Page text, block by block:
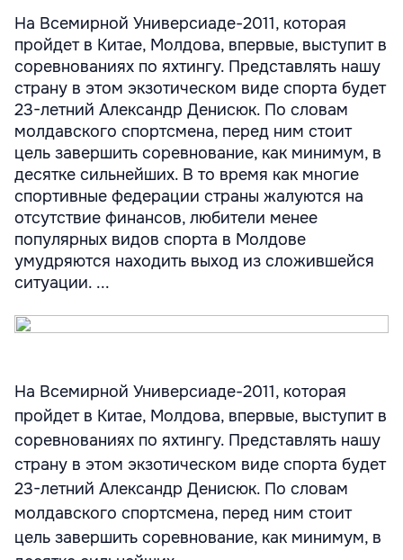
На Всемирной Универсиаде-2011, которая
пройдет в Китае, Молдова, впервые, выступит в
соревнованиях по яхтингу. Представлять нашу
страну в этом экзотическом виде спорта будет
23-летний Александр Денисюк. По словам
молдавского спортсмена, перед ним стоит
цель завершить соревнование, как минимум, в
десятке сильнейших. В то время как многие
спортивные федерации страны жалуются на
отсутствие финансов, любители менее
популярных видов спорта в Молдове
умудряются находить выход из сложившейся
ситуации. ...
На Всемирной Универсиаде-2011, которая
пройдет в Китае, Молдова, впервые, выступит в
соревнованиях по яхтингу. Представлять нашу
страну в этом экзотическом виде спорта будет
23-летний Александр Денисюк. По словам
молдавского спортсмена, перед ним стоит
цель завершить соревнование, как минимум, в